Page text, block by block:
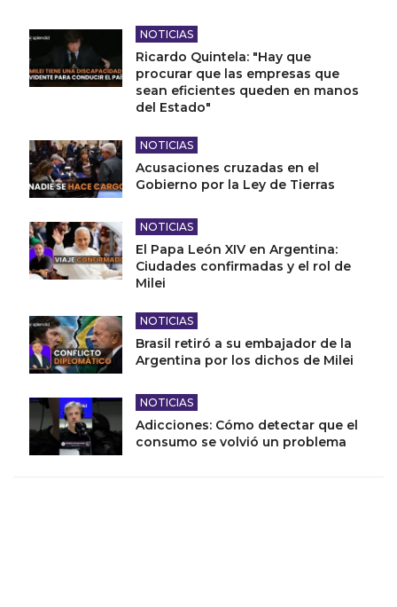
NOTICIAS
Ricardo Quintela: "Hay que
procurar que las empresas que
sean eficientes queden en manos
del Estado"
NOTICIAS
Acusaciones cruzadas en el
Gobierno por la Ley de Tierras
NOTICIAS
El Papa León XIV en Argentina:
Ciudades confirmadas y el rol de
Milei
NOTICIAS
Brasil retiró a su embajador de la
Argentina por los dichos de Milei
NOTICIAS
Adicciones: Cómo detectar que el
consumo se volvió un problema